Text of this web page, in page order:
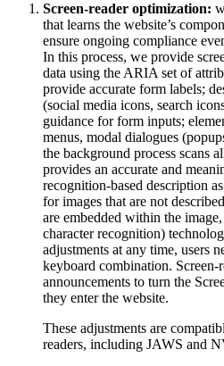
Screen-reader optimization:
that learns the website’s
ensure ongoing compliance
In this process, we provide
data using the ARIA set of
provide accurate form labels;
(social media icons, search
guidance for form inputs;
menus, modal dialogues
the background process scans
provides an accurate and
recognition-based description
for images that are not
are embedded within the
character recognition)
adjustments at any time, users
keyboard combination. Screen-
announcements to turn the
they enter the website.
These adjustments are
readers, including JAWS and